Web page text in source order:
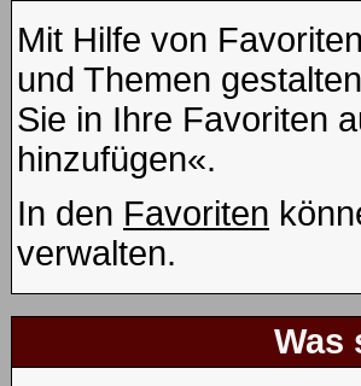
Mit Hilfe von
und Themen
Sie in Ihre Favoriten
hinzufügen«.
In den Favoriten
verwalten.
Was